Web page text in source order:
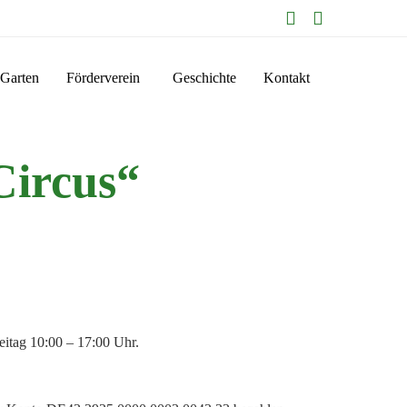
Garten Förderverein Geschichte Kontakt
10:00 – 17:00 Uhr.